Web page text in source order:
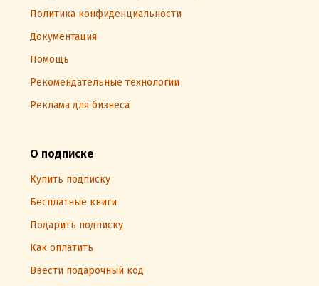
Политика конфиденциальности
Документация
Помощь
Рекомендательные технологии
Реклама для бизнеса
О подписке
Купить подписку
Бесплатные книги
Подарить подписку
Как оплатить
Ввести подарочный код